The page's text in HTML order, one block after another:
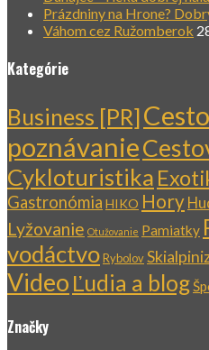
Prázdniny na Hrone?
Váhom cez Ružomberok
Kategórie
Business [PR]
poznávanie
Cykloturistika
Gastronómia HIKO Hory
Lyžovanie Otužovanie Pamiatky
vodáctvoRybolov
Video Ľudia a blog
Značky